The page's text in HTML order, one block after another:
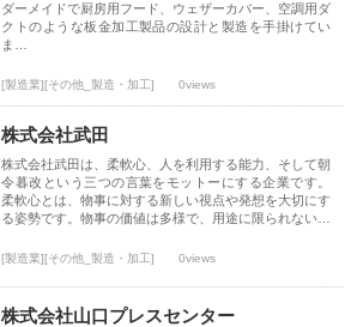
ダーメイドで厨房用フード、ウェザーカバー、空調用ダ
クトのような板金加工製品の設計と製造を手掛けてい
ま…
[製造業][その他_製造・加工] 0views
株式会社武田
株式会社武田は、柔軟心、人を利用する能力、そして朝
令暮改という三つの言葉をモットーにする企業です。
柔軟心とは、物事に対する新しい視点や発想を大切にす
る姿勢です。物事の価値は多様で、用途に限られない…
[製造業][その他_製造・加工] 0views
株式会社山口プレスセンター